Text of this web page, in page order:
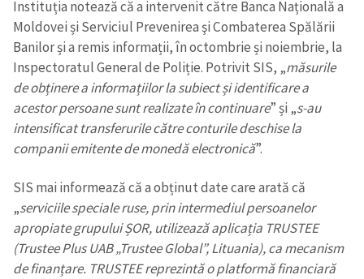
Instituția notează că a intervenit către Banca Națională a
Moldovei și Serviciul Prevenirea şi Combaterea Spălării
Banilor și a remis informații, în octombrie și noiembrie, la
Inspectoratul General de Poliție. Potrivit SIS, „măsurile
de obținere a informațiilor la subiect și identificare a
acestor persoane sunt realizate în continuare” și „s-au
intensificat transferurile către conturile deschise la
companii emitente de monedă electronică”.
SIS mai informează că a obținut date care arată că
„serviciile speciale ruse, prin intermediul persoanelor
apropiate grupului ȘOR, utilizează aplicația TRUSTEE
(Trustee Plus UAB „Trustee Global”, Lituania), ca mecanism
de finanțare. TRUSTEE reprezintă o platformă financiară